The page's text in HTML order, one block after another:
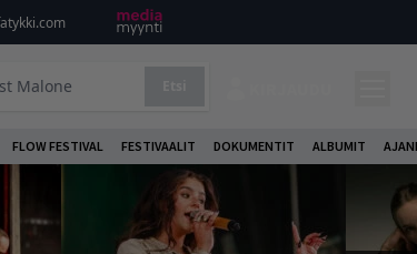
FLOW FESTIVAL FESTIVAALIT DOKUMENTIT ALBUMIT